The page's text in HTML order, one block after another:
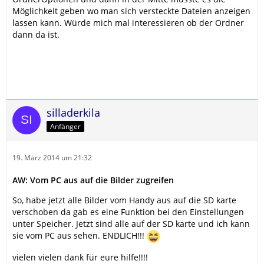
Möglichkeit geben wo man sich versteckte Dateien anzeigen
lassen kann. Würde mich mal interessieren ob der Ordner
dann da ist.
silladerkila
Anfänger
19. März 2014 um 21:32
AW: Vom PC aus auf die Bilder zugreifen
So, habe jetzt alle Bilder vom Handy aus auf die SD karte
verschoben da gab es eine Funktion bei den Einstellungen
unter Speicher. Jetzt sind alle auf der SD karte und ich kann
sie vom PC aus sehen. ENDLICH!!!
vielen vielen dank für eure hilfe!!!!